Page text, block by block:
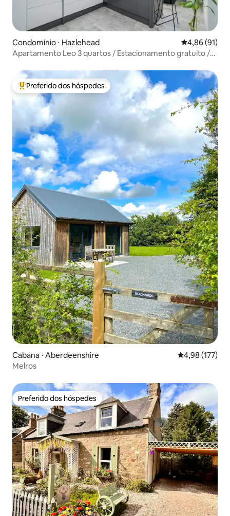
Condomínio ⋅ Hazlehead 4,86 de uma
4,86 (91)
Apartamento Leo 3 quartos / Estacionamento gratuito /
Entre os melhores preferidos dos hóspedes
Preferido dos hóspedes
Cabana ⋅ Aberdeenshire 4,98 de uma
4,98 (177)
Melros
Preferido dos hóspedes
Preferido dos hóspedes